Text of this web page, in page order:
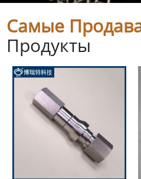
Самые
Продукты